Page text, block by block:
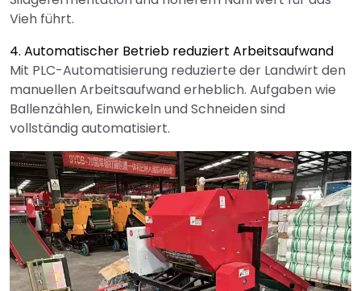
Vieh führt.
4. Automatischer Betrieb reduziert Arbeitsaufwand
Mit PLC-Automatisierung reduzierte der Landwirt den
manuellen Arbeitsaufwand erheblich. Aufgaben wie
Ballenzählen, Einwickeln und Schneiden sind
vollständig automatisiert.